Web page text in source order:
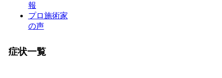
報
プロ施術家
の声
症状一覧